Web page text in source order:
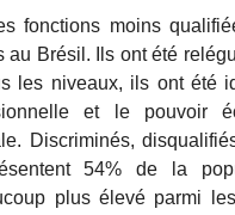
fonctions moins
au Brésil. Ils ont été
les niveaux, ils ont été
et le pouvoir
Discriminés,
54% de la
plus élevé parmi